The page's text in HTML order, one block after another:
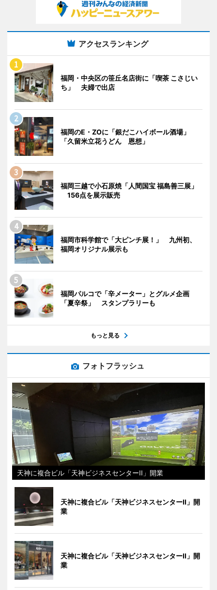
アクセスランキング
福岡・中央区の笹丘名店街に「喫茶 こさじい
ち」 夫婦で出店
福岡のE・ZOに「銀だこハイボール酒場」
「久留米立花うどん 恩想」
福岡三越で小石原焼「人間国宝 福島善三展」
156点を展示販売
福岡市科学館で「大ピンチ展！」 九州初、
福岡オリジナル展示も
福岡パルコで「辛メーター」とグルメ企画
「夏辛祭」 スタンプラリーも
もっと見る
フォトフラッシュ
天神に複合ビル「天神ビジネスセンターII」開業
天神に複合ビル「天神ビジネスセンターII」開
業
天神に複合ビル「天神ビジネスセンターII」開
業